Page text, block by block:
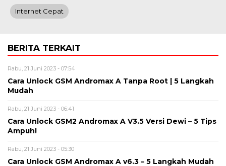
Internet Cepat
BERITA TERKAIT
Rabu, 21 Juni 2023 - 07:54
Cara Unlock GSM Andromax A Tanpa Root | 5 Langkah
Mudah
Rabu, 21 Juni 2023 - 06:41
Cara Unlock GSM2 Andromax A V3.5 Versi Dewi – 5 Tips
Ampuh!
Rabu, 21 Juni 2023 - 05:30
Cara Unlock GSM Andromax A v6.3 – 5 Langkah Mudah